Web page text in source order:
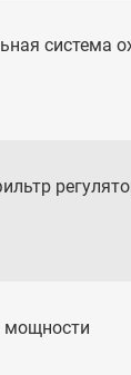
система
мощности